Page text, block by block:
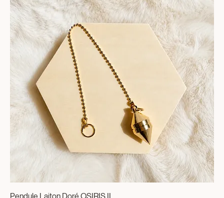
Pendule Séphoroton en pierre de Cristal de roche
Prix
28,50 €